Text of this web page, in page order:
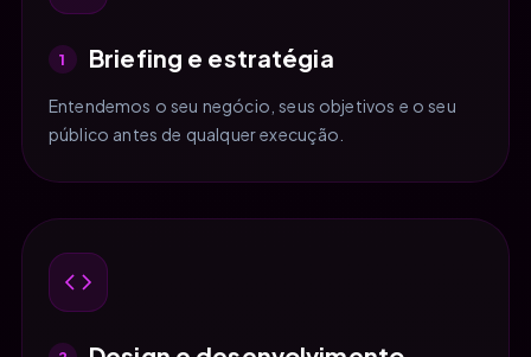
1 Briefing e estratégia
Entendemos o seu negócio, seus objetivos e o seu
público antes de qualquer execução.